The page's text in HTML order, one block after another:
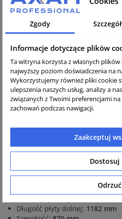
poprzez przekręcenie uchwytu.
naciskania przycisków czy
Duży zbiornik, wysoka
Dzięki dużemu zbiornikowi
wystarczy na pełny 8-godzinny
unika się czasu i wysiłku
paliwa w ciągu dnia pracy.
Duża pojemność filtra powietrza
Specyfikacja techniczna
Lec/Lem 870:
Waga:813 kg
Siła odśrodkowa:110kN
Wydajność powierzchniowa:
Długość płyty dolnej: 1182 mm
Zgody
Informacje dotyczące plików
Ta witryna korzysta z własnych
najwyższy poziom doświadczenia na
Wykorzystujemy również pliki cookie
ulepszenia naszych usług, analizy a
związanych z Twoimi preferencjami
zachowań podczas nawigacji.
Odrzuć
Dostosuj
Zaakceptuj